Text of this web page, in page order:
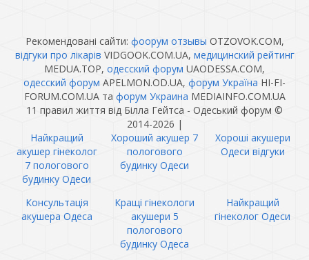
Рекомендовані сайти: фоорум отзывы OTZOVOK.COM,
відгуки про лікарів VIDGOOK.COM.UA, медицинский рейтинг
MEDUA.TOP, одесский форум UAODESSA.COM,
одесский форум APELMON.OD.UA, форум Україна HI-FI-
FORUM.COM.UA та форум Украина MEDIAINFO.COM.UA
11 правил життя від Білла Гейтса - Одеський форум ©
2014-2026 |
Найкращий
акушер гінеколог
7 пологового
будинку Одеси
Хороший акушер 7
пологового
будинку Одеси
Хороші акушери
Одеси відгуки
Консультація
акушера Одеса
Кращі гінекологи
акушери 5
пологового
будинку Одеса
Найкращий
гінеколог Одеси